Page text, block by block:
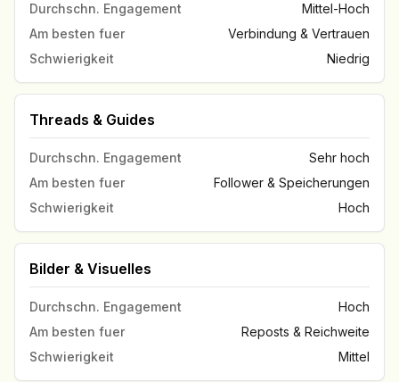
Durchschn. Engagement
Mittel-Hoch
Am besten fuer
Verbindung & Vertrauen
Schwierigkeit
Niedrig
Threads & Guides
Durchschn. Engagement
Sehr hoch
Am besten fuer
Follower & Speicherungen
Schwierigkeit
Hoch
Bilder & Visuelles
Durchschn. Engagement
Hoch
Am besten fuer
Reposts & Reichweite
Schwierigkeit
Mittel